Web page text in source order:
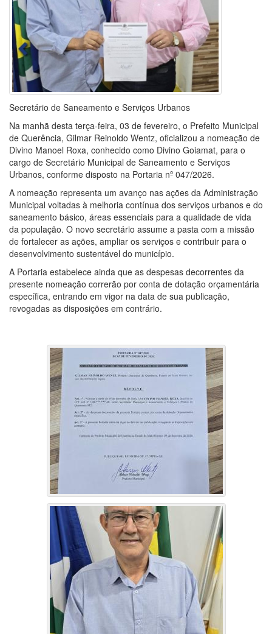
Secretário de Saneamento e Serviços Urbanos
Na manhã desta terça-feira, 03 de fevereiro, o Prefeito Municipal
de Querência, Gilmar Reinoldo Wentz, oficializou a nomeação de
Divino Manoel Roxa, conhecido como Divino Goiamat, para o
cargo de Secretário Municipal de Saneamento e Serviços
Urbanos, conforme disposto na Portaria nº 047/2026.
A nomeação representa um avanço nas ações da Administração
Municipal voltadas à melhoria contínua dos serviços urbanos e do
saneamento básico, áreas essenciais para a qualidade de vida
da população. O novo secretário assume a pasta com a missão
de fortalecer as ações, ampliar os serviços e contribuir para o
desenvolvimento sustentável do município.
A Portaria estabelece ainda que as despesas decorrentes da
presente nomeação correrão por conta de dotação orçamentária
específica, entrando em vigor na data de sua publicação,
revogadas as disposições em contrário.